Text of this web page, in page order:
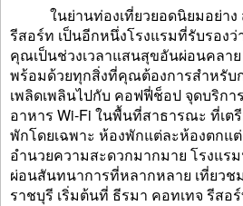
ในย่านท่องเที่ยวยอดนิยมอย่าง
รีสอร์ท เป็นอีกหนึ่งโรงแรมที่รับรอง
คุณเป็นช่วงเวลาแสนสุขอันผ่อนคลา
พร้อมด้วยทุกสิ่งที่คุณต้องการสำหรับ
เพลิดเพลินไปกับ คอฟฟี่ช็อป จุดบริก
อาหาร Wi-Fi ในพื้นที่สาธารณะ ที่เต
พักโดยเฉพาะ ห้องพักแต่ละห้องตกแ
อำนวยความสะดวกมากมาย โรงแร
ผ่อนสันทนาการที่หลากหลาย เที่ยว
ราชบุรี เริ่มต้นที่ ธีรมา คอทเทจ รีสอ